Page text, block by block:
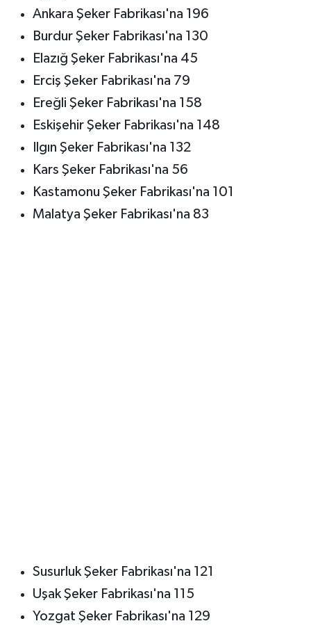
Ankara Şeker Fabrikası'na 196
Burdur Şeker Fabrikası'na 130
Elazığ Şeker Fabrikası'na 45
Erciş Şeker Fabrikası'na 79
Ereğli Şeker Fabrikası'na 158
Eskişehir Şeker Fabrikası'na 148
Ilgın Şeker Fabrikası'na 132
Kars Şeker Fabrikası'na 56
Kastamonu Şeker Fabrikası'na 101
Malatya Şeker Fabrikası'na 83
Susurluk Şeker Fabrikası'na 121
Uşak Şeker Fabrikası'na 115
Yozgat Şeker Fabrikası'na 129